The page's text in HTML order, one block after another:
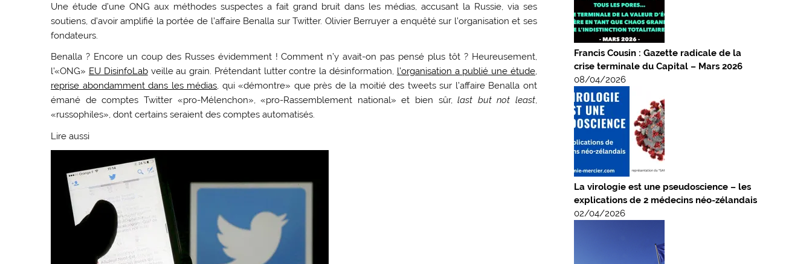
Une étude d’une ONG aux méthodes suspectes a fait grand bruit dans les médias, accusant la Russie, via ses
soutiens, d’avoir amplifié la portée de l’affaire Benalla sur Twitter. Olivier Berruyer a enquêté sur l’organisation et ses
fondateurs.
Benalla ? Encore un coup des Russes évidemment ! Comment n’y avait-on pas pensé plus tôt ? Heureusement,
l’«ONG» EU DisinfoLabveille au grain. Prétendant lutter contre la désinformation, l’organisation a publié une étude,
reprise abondamment dans les médias, qui «démontre» que près de la moitié des tweets sur l’affaire Benalla ont
émané de comptes Twitter «pro-Mélenchon», «pro-Rassemblement national» et bien sûr,last but not least,
«russophiles», dont certains seraient des comptes automatisés.
Lire aussi
Francis Cousin : Gazette radicale de la
crise terminale du Capital – Mars 2026
08/04/2026
La virologie est une pseudoscience – les
explications de 2 médecins néo-zélandais
02/04/2026